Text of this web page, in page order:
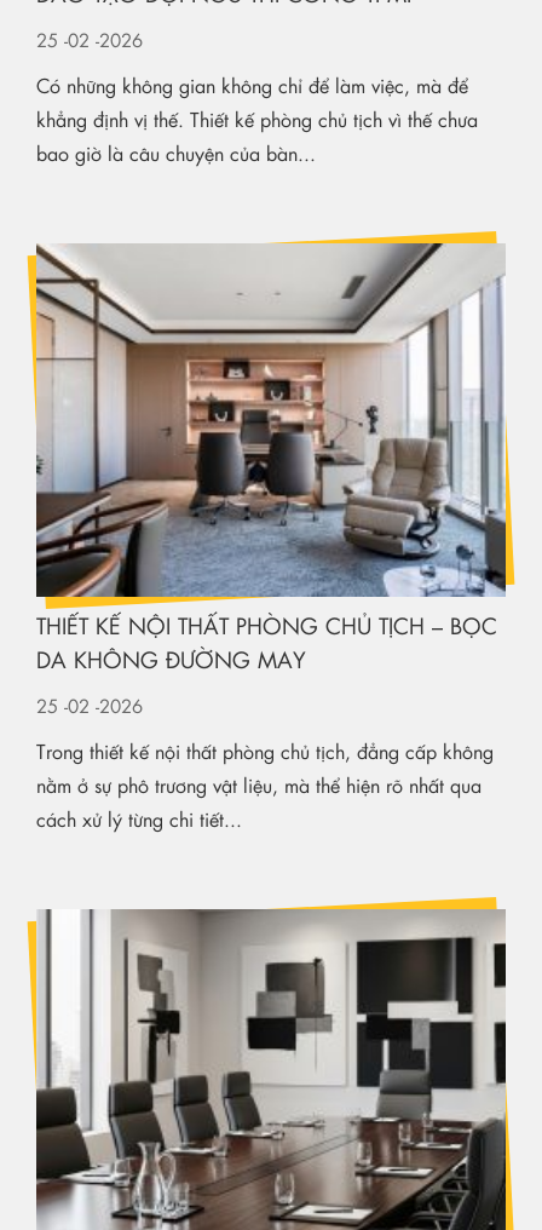
25 -02 -2026
Có những không gian không chỉ để làm việc, mà để
khẳng định vị thế. Thiết kế phòng chủ tịch vì thế chưa
bao giờ là câu chuyện của bàn...
THIẾT KẾ NỘI THẤT PHÒNG CHỦ TỊCH – BỌC
DA KHÔNG ĐƯỜNG MAY
25 -02 -2026
Trong thiết kế nội thất phòng chủ tịch, đẳng cấp không
nằm ở sự phô trương vật liệu, mà thể hiện rõ nhất qua
cách xử lý từng chi tiết...